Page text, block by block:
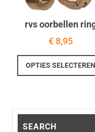
rvs oorbellen
€8,95
OPTIES SELECTEREN
SEARCH